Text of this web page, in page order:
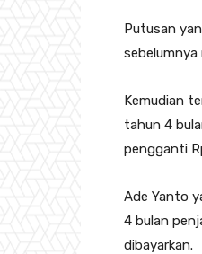
Putusan
Kemudian
tahun 4
pengganti
Ade Yanto
4 bulan
dibayarkan.